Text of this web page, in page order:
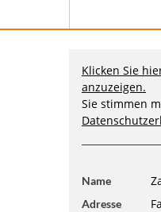
Klicken Sie
anzuzeigen.
Sie stimmen
Name
Adresse